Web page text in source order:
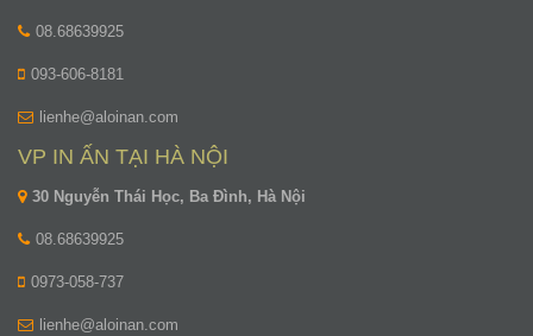
08.68639925
093-606-8181
lienhe@aloinan.com
VP IN ẤN TẠI HÀ NỘI
30 Nguyễn Thái Học, Ba Đình, Hà Nội
08.68639925
0973-058-737
lienhe@aloinan.com